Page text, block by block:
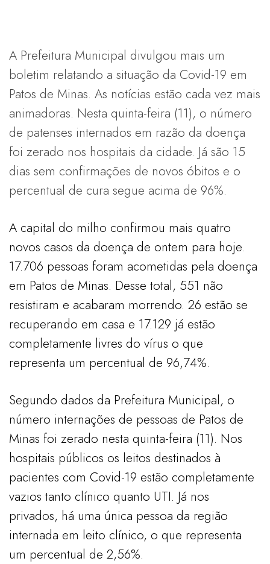
A Prefeitura Municipal divulgou mais um
boletim relatando a situação da Covid-19 em
Patos de Minas. As notícias estão cada vez mais
animadoras. Nesta quinta-feira (11), o número
de patenses internados em razão da doença
foi zerado nos hospitais da cidade. Já são 15
dias sem confirmações de novos óbitos e o
percentual de cura segue acima de 96%.
A capital do milho confirmou mais quatro
novos casos da doença de ontem para hoje.
17.706 pessoas foram acometidas pela doença
em Patos de Minas. Desse total, 551 não
resistiram e acabaram morrendo. 26 estão se
recuperando em casa e 17.129 já estão
completamente livres do vírus o que
representa um percentual de 96,74%.
Segundo dados da Prefeitura Municipal, o
número internações de pessoas de Patos de
Minas foi zerado nesta quinta-feira (11). Nos
hospitais públicos os leitos destinados à
pacientes com Covid-19 estão completamente
vazios tanto clínico quanto UTI. Já nos
privados, há uma única pessoa da região
internada em leito clínico, o que representa
um percentual de 2,56%.